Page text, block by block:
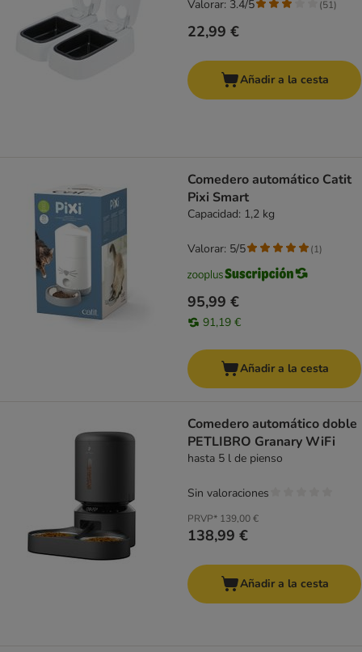
22,99 €
Valorar: 3.4/5 (51)
Añadir a la cesta
Comedero automático Catit
Pixi Smart
Capacidad: 1,2 kg
95,99 €
91,19 €
Valorar: 5/5 (1)
Añadir a la cesta
Comedero automático doble
PETLIBRO Granary WiFi
hasta 5 l de pienso
PRVP* 139,00 €
138,99 €
Sin valoraciones
Añadir a la cesta